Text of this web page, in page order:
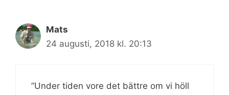
Mats
24 augusti, 2018 kl. 20:13
”Under tiden vore det bättre om vi höll